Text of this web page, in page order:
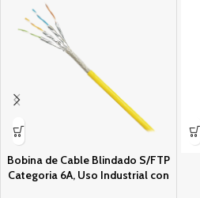
Bobina de Cable Blindado S/FTP
Categori­a 6A, Uso Industrial con